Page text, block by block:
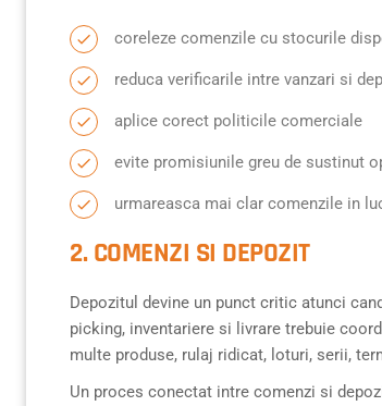
coreleze comenzile cu stocurile
reduca verificarile intre vanzari si
aplice corect politicile comerciale
evite promisiunile greu de sustinut
urmareasca mai clar comenzile in
2. COMENZI SI DEPOZIT
Depozitul devine un punct critic atunci
picking, inventariere si livrare trebuie
multe produse, rulaj ridicat, loturi, serii,
Un proces conectat intre comenzi si